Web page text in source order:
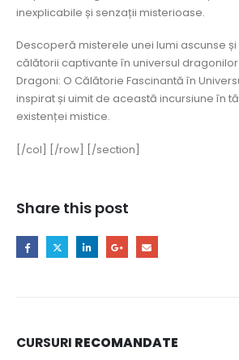
inexplicabile și senzații misterioase.
Descoperă misterele unei lumi ascunse
călătorii captivante în universul dragonilor
Dragoni: O Călătorie Fascinantă în
inspirat și uimit de această incursiune în
existenței mistice.
[/col] [/row] [/section]
Share this post
CURSURI RECOMANDATE